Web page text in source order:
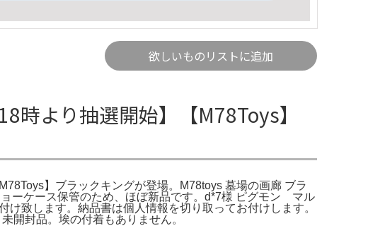
欲しいものリストに追加
より抽選開始】【M78Toys】
】ブラックキングが登場。M78toys 墓場の画廊 ブラ
ーケース保管のため、ほぼ新品です。d*7様 ピグモン マル
致します。納品書は個人情報を切り取ってお付けします。
開封品。埃の付着もありません。